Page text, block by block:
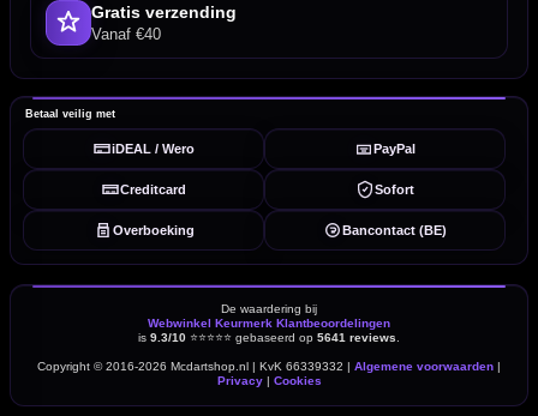
Gratis verzending
Vanaf €40
Betaal veilig met
iDEAL / Wero PayPal
Creditcard Sofort
Overboeking Bancontact (BE)
De waardering bij
Webwinkel Keurmerk Klantbeoordelingen
is 9.3/10 ⭐⭐⭐⭐⭐ gebaseerd op 5641 reviews
Copyright © 2016-2026 Mcdartshop.nl | KvK 66339332 | Algemene voorwaarden |
Privacy| Cookies